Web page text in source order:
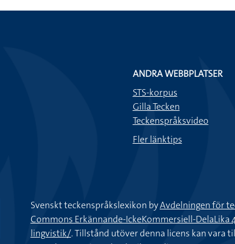
ANDRA WEBBPLATSER
STS-korpus
Gilla Tecken
Teckenspråksvideo
Fler länktips
Svenskt teckenspråkslexikon byAvdelningen för
Commons Erkännande-IckeKommersiell-DelaLika
lingvistik/. Tillstånd utöver denna licens kan vara